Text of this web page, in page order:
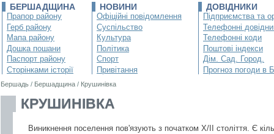
БЕРШАДЩИНА
Прапор району
Герб району
Мапа району
Дошка пошани
Паспорт району
Сторінками історії
НОВИНИ
Офіційні повідомлення
Суспільство
Культура
Політика
Спорт
Привітання
ДОВІДНИКИ
Підприємства та
Телефонні
Телефонні коди
Поштові індекси
Дім. Сад. Город.
Прогноз погоди в
Бершадь / Бершадщина / Крушинівка
КРУШИНІВКА
Виникнення поселення пов'язують з початком Х/ІІ століття. Є